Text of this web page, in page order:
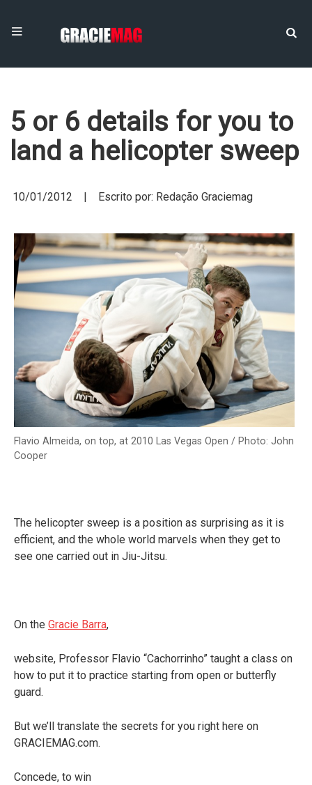
5 or 6 details for you to
land a helicopter sweep
10/01/2012 | Escrito por: Redação Graciemag
Flavio Almeida, on top, at 2010 Las Vegas Open / Photo: John
Cooper
The helicopter sweep is a position as surprising as it is
efficient, and the whole world marvels when they get to
see one carried out in Jiu-Jitsu.
On the Gracie Barra,
website, Professor Flavio “Cachorrinho” taught a class on
how to put it to practice starting from open or butterfly
guard.
But we’ll translate the secrets for you right here on
GRACIEMAG.com.
Concede, to win